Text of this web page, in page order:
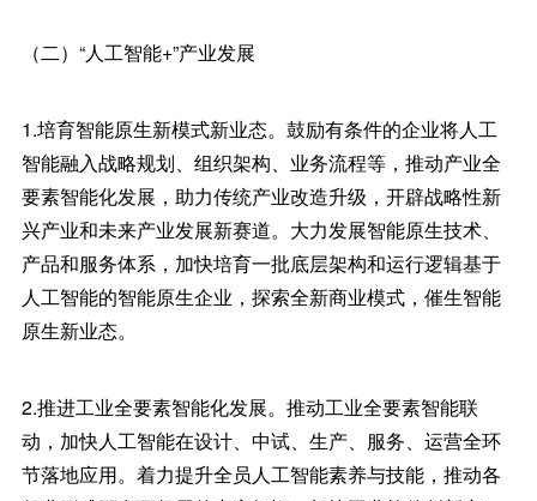
（二）“人工智能+”产业发展
1.培育智能原生新模式新业态。鼓励有条件的企业将人工
智能融入战略规划、组织架构、业务流程等，推动产业全
要素智能化发展，助力传统产业改造升级，开辟战略性新
兴产业和未来产业发展新赛道。大力发展智能原生技术、
产品和服务体系，加快培育一批底层架构和运行逻辑基于
人工智能的智能原生企业，探索全新商业模式，催生智能
原生新业态。
2.推进工业全要素智能化发展。推动工业全要素智能联
动，加快人工智能在设计、中试、生产、服务、运营全环
节落地应用。着力提升全员人工智能素养与技能，推动各